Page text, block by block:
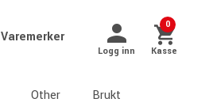
Varemerker
Logg inn
0
Kasse
Other Brukt